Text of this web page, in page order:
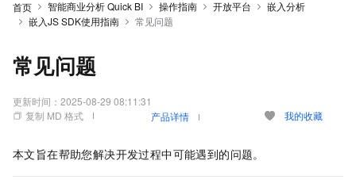
首页 智能商业分析 Quick BI 操作指南 开放平台
嵌入分析
嵌入JS SDK使用指南
常见问题
常见问题
更新时间： 2025-08-29 08:11:31
复制 MD 格式
产品详情 我的收藏
本文旨在帮助您解决开发过程中可能遇到的问题。